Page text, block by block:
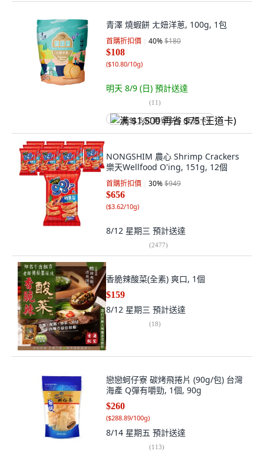
青澤 燒蝦餅 ㄤ妞洋蔥, 100g, 1包
首購折扣價 40%$180
$108
($10.80/10g)
明天 8/9 (日) 預計送達
(11)
满 $1,500 再省 $75 (王道卡)
NONGSHIM 農心 Shrimp Crackers
樂天Wellfood O'ing, 151g, 12個
首購折扣價 30%$949
$656
($3.62/10g)
8/12 星期三 預計送達
(2477)
香脆辣酸菜(全素) 爽口, 1個
$159
8/12 星期三 預計送達
(18)
戀戀蚵仔寮 碳烤飛捲片 (90g/包) 台灣
海產 Q彈有嚼勁, 1個, 90g
$260
($288.89/100g)
8/14 星期五 預計送達
(113)